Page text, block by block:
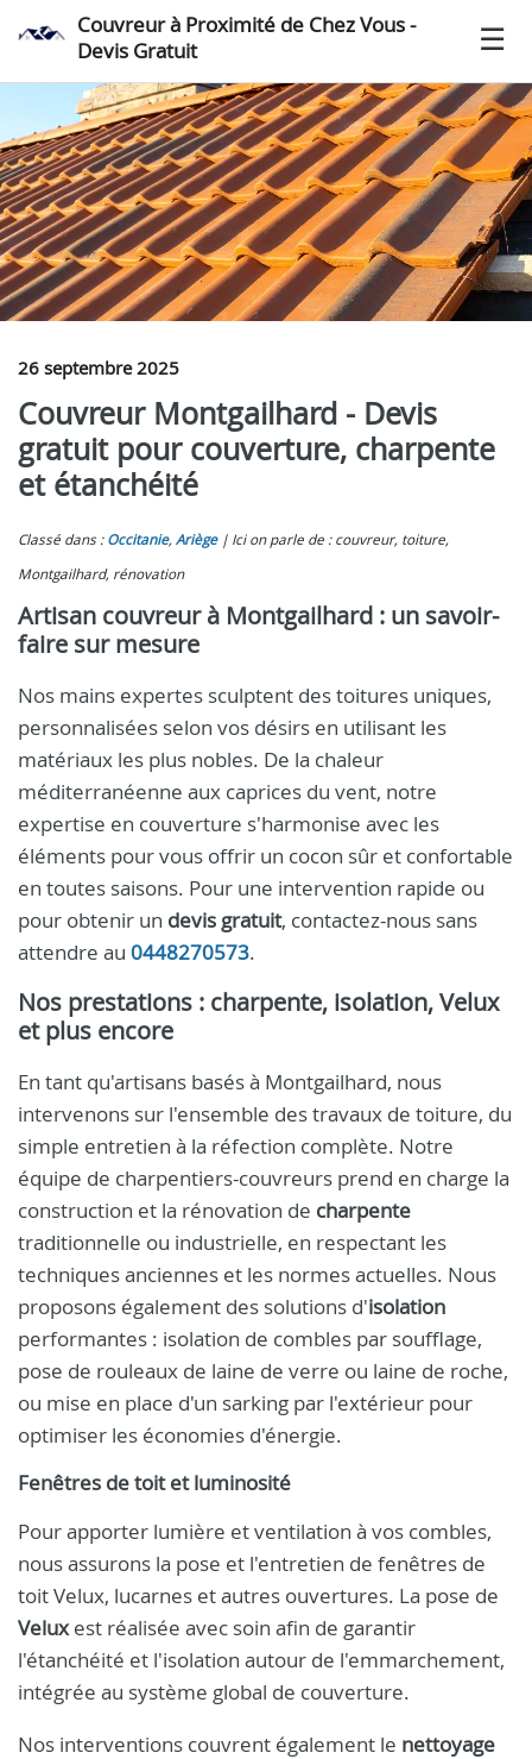
Couvreur à Proximité de Chez Vous -
Devis Gratuit
26 septembre 2025
Couvreur Montgailhard - Devis
gratuit pour couverture, charpente
et étanchéité
Classé dans : Occitanie, Ariège
Ici on parle de : couvreur, toiture,
Montgailhard, rénovation
Artisan couvreur à Montgailhard : un savoir-
faire sur mesure
Nos mains expertes sculptent des toitures uniques,
personnalisées selon vos désirs en utilisant les
matériaux les plus nobles. De la chaleur
méditerranéenne aux caprices du vent, notre
expertise en couverture s'harmonise avec les
éléments pour vous offrir un cocon sûr et confortable
en toutes saisons. Pour une intervention rapide ou
pour obtenir un devis gratuit, contactez-nous sans
attendre au 0448270573.
Nos prestations : charpente, isolation, Velux
et plus encore
En tant qu'artisans basés à Montgailhard, nous
intervenons sur l'ensemble des travaux de toiture, du
simple entretien à la réfection complète. Notre
équipe de charpentiers-couvreurs prend en charge la
construction et la rénovation de charpente
traditionnelle ou industrielle, en respectant les
techniques anciennes et les normes actuelles. Nous
proposons également des solutions d'isolation
performantes : isolation de combles par soufflage,
pose de rouleaux de laine de verre ou laine de roche,
ou mise en place d'un sarking par l'extérieur pour
optimiser les économies d'énergie.
Fenêtres de toit et luminosité
Pour apporter lumière et ventilation à vos combles,
nous assurons la pose et l'entretien de fenêtres de
toit Velux, lucarnes et autres ouvertures. La pose de
Veluxest réalisée avec soin afin de garantir
l'étanchéité et l'isolation autour de l'emmarchement,
intégrée au système global de couverture.
Nos interventions couvrent également le nettoyage